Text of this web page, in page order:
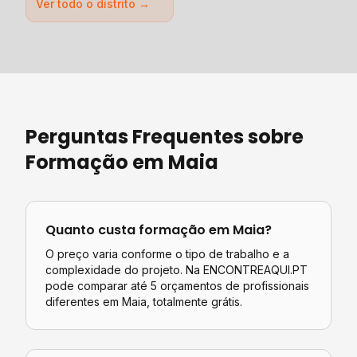
Ver todo o distrito →
Perguntas Frequentes sobre
Formação em Maia
Quanto custa formação em Maia?
O preço varia conforme o tipo de trabalho e a
complexidade do projeto. Na ENCONTREAQUI.PT
pode comparar até 5 orçamentos de profissionais
diferentes em Maia , totalmente grátis.